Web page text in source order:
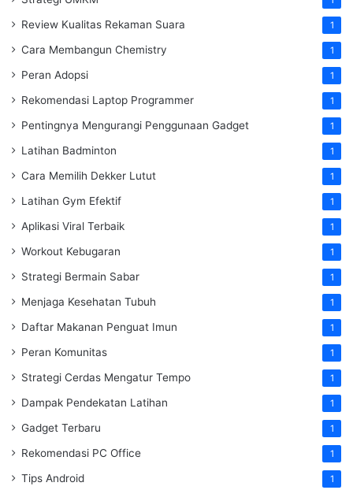
Review Kualitas Rekaman Suara 1
Cara Membangun Chemistry 1
Peran Adopsi 1
Rekomendasi Laptop Programmer 1
Pentingnya Mengurangi Penggunaan Gadget 1
Latihan Badminton 1
Cara Memilih Dekker Lutut 1
Latihan Gym Efektif 1
Aplikasi Viral Terbaik 1
Workout Kebugaran 1
Strategi Bermain Sabar 1
Menjaga Kesehatan Tubuh 1
Daftar Makanan Penguat Imun 1
Peran Komunitas 1
Strategi Cerdas Mengatur Tempo 1
Dampak Pendekatan Latihan 1
Gadget Terbaru 1
Rekomendasi PC Office 1
Tips Android 1